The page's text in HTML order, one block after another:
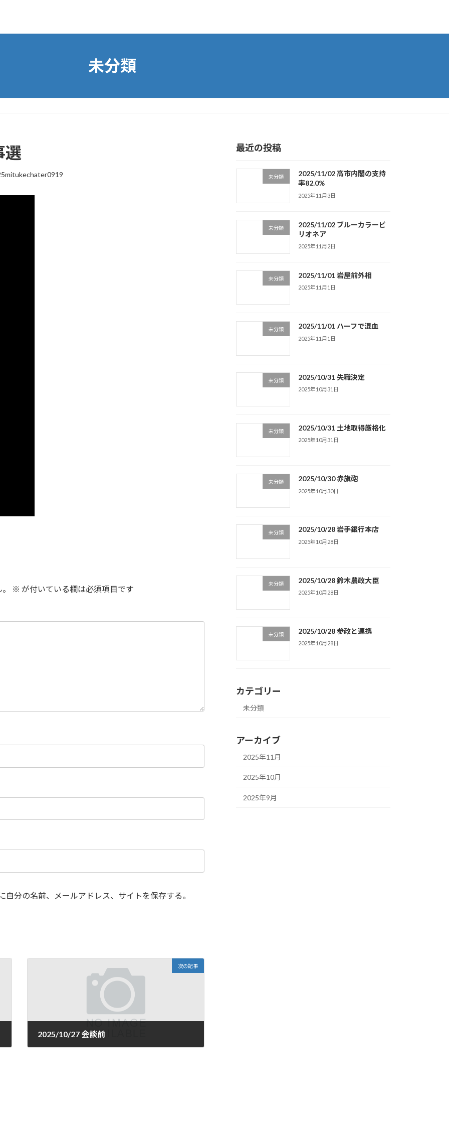
未分類
選
※ が付いている欄は必須項目です
分の名前、メールアドレス、サイトを保存する。
次の記事
2025/10/27 会談前
最近の投稿
未分類
2025/11/02 高市内閣の支持
率82.0%
2025年11月3日
未分類
2025/11/02 ブルーカラービ
リオネア
2025年11月2日
未分類 2025/11/01 岩屋前外相
2025年11月1日
未分類 2025/11/01 ハーフで混血
2025年11月1日
未分類 2025/10/31 失職決定
2025年10月31日
未分類 2025/10/31 土地取得厳格化
2025年10月31日
未分類 2025/10/30 赤旗砲
2025年10月30日
未分類 2025/10/28 岩手銀行本店
2025年10月28日
未分類 2025/10/28 鈴木農政大臣
2025年10月28日
未分類 2025/10/28 参政と連携
2025年10月28日
カテゴリー
未分類
アーカイブ
2025年11月
2025年10月
2025年9月